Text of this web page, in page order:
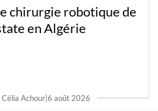
chirurgie robotique de
en Algérie
Célia Achour| 6 août 2026